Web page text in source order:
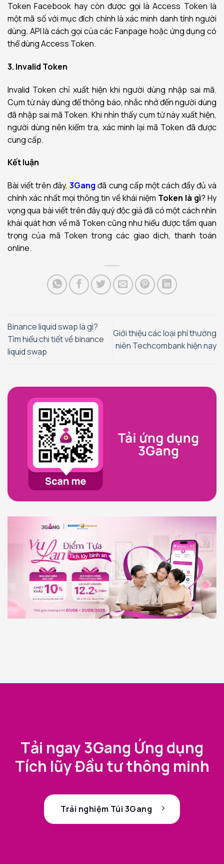
Token Facebook hay còn được gọi là Access Token là
một mã số với mục đích chính là xác minh danh tính người
dùng. API là cách gọi của các Fanpage hoặc ứng dụng có
thể dùng Access Token.
3. Invalid Token
Invalid Token chỉ xuất hiện khi người dùng nhập sai mã.
Cụm từ này dùng để thông báo, nhắc nhở đến người dùng
đã nhập sai mã Token. Khi nhìn thấy cụm từ này xuất hiện,
người dùng nên kiểm tra, xác minh lại mã Token đã được
cung cấp.
Kết luận
Bài viết trên đây,3Gang đã cung cấp một cách đầy đủ và
chính xác nhất mọi thông tin về khái niệm Token là gì? Hy
vọng qua bài viết trên đây quý độc giả đã có một cách nhìn
khái quát hơn về mã Token cũng như hiểu được tầm quan
trọng của mã Token trong các giao dịch, thanh toán
online.
Binance liquid swap là gì?
Tìm hiểu chi tiết về binance
liquid swap
Giới thiệu các loại phí thường
niên Techcombank hiện nay
Tải ngay 3Gang Ứng dụng
Tích lũy Đầu tư thông minh
Trải nghiệm Túi 3Gang